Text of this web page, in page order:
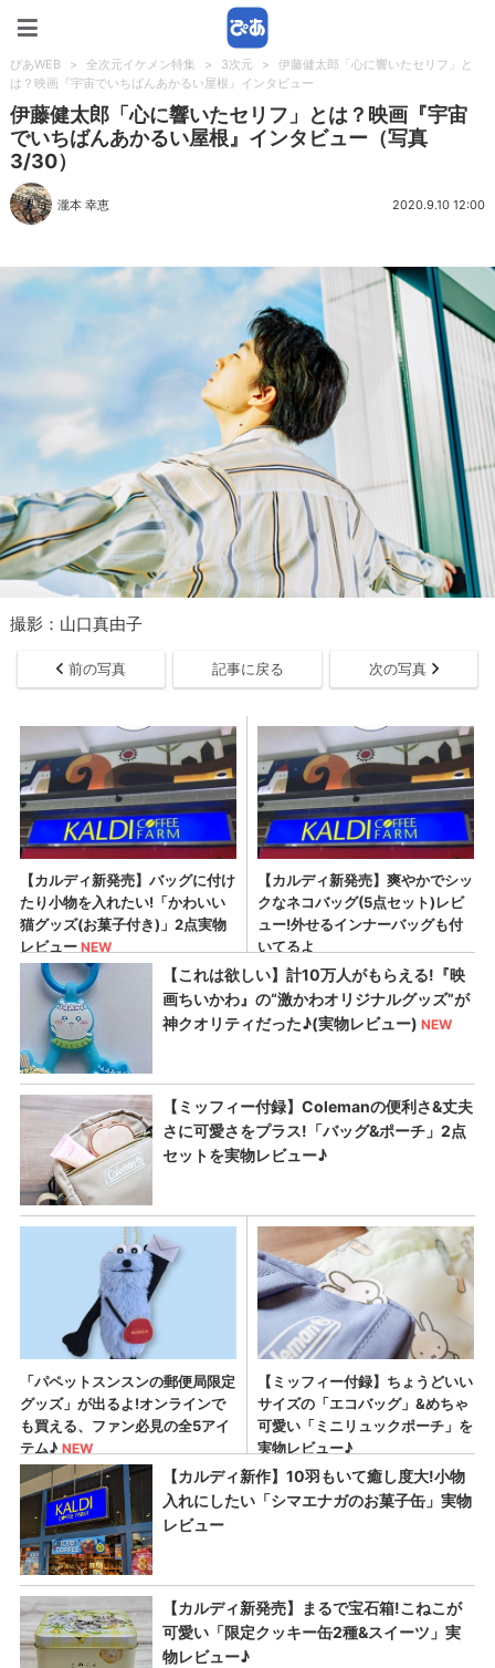
ぴあWEB > 全次元イケメン特集 > 3次元 >
伊藤健太郎「心に響いたセリフ」と
は？映画『宇宙でいちばんあかるい屋根』インタビュー
伊藤健太郎「心に響いたセリフ」とは？映画『宇宙
でいちばんあかるい屋根』インタビュー（写真
3/30）
瀧本 幸恵 2020.9.10 12:00
撮影：山口真由子
前の写真 記事に戻る 次の写真